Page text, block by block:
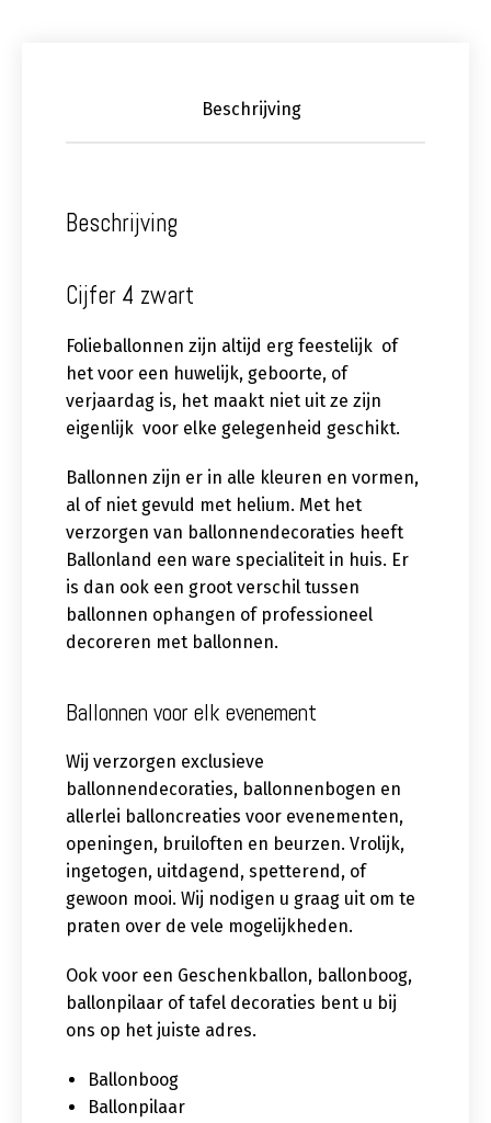
Beschrijving
Beschrijving
Cijfer 4 zwart
Folieballonnen zijn altijd erg feestelijk of
het voor een huwelijk, geboorte, of
verjaardag is, het maakt niet uit ze zijn
eigenlijk voor elke gelegenheid geschikt.
Ballonnen zijn er in alle kleuren en vormen,
al of niet gevuld met helium. Met het
verzorgen van ballonnendecoraties heeft
Ballonland een ware specialiteit in huis. Er
is dan ook een groot verschil tussen
ballonnen ophangen of professioneel
decoreren met ballonnen.
Ballonnen voor elk evenement
Wij verzorgen exclusieve
ballonnendecoraties, ballonnenbogen en
allerlei balloncreaties voor evenementen,
openingen, bruiloften en beurzen. Vrolijk,
ingetogen, uitdagend, spetterend, of
gewoon mooi. Wij nodigen u graag uit om te
praten over de vele mogelijkheden.
Ook voor een Geschenkballon, ballonboog,
ballonpilaar of tafel decoraties bent u bij
ons op het juiste adres.
Ballonboog
Ballonpilaar